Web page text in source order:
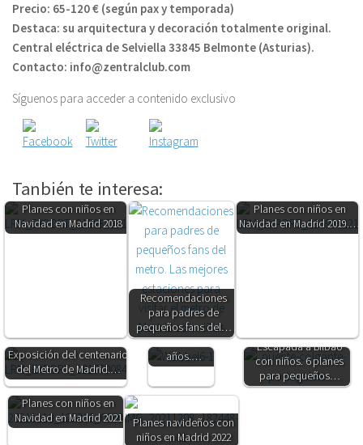
Precio: 65-120 € (según pax y temporada)
Destaca: su arquitectura y decoración totalmente original.
Central eléctrica de Selviella 33845 Belmonte (Asturias).
Contacto: info@zentralclub.com
Síguenos para acceder a contenido exclusivo
Tanbién te interesa:
Planes con niños en
Navidad en Madrid 2018
Recomendaciones
para padres de
pequeños fans del…
Planes con niños en
Navidad en Madrid 2019.…
Exposición del centenario
del Metro de Madrid.…
Top 10. Los
mejores
regalos para
niños de 3
años.…
Escapada a Bilbao
con niños. 6 planes
para pequeños…
Planes con niños en
Navidad en Madrid 2021
Planes navideños con
niños en Madrid 2022